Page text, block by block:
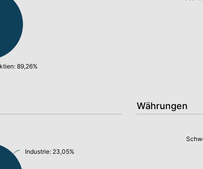
89,26%
Industrie: 23,05%
Währungen